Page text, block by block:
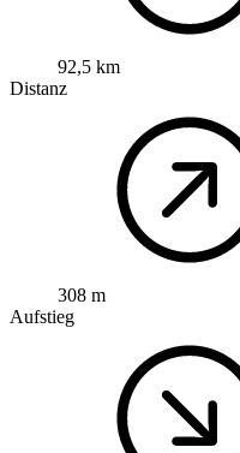
92,5 km
Distanz
308 m
Aufstieg